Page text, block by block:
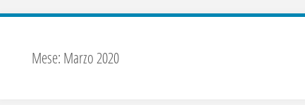
Mese: Marzo 2020